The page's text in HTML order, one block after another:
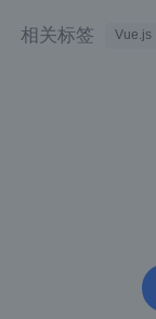
相关标签 Vue.js